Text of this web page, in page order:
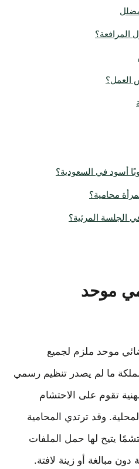
المرافعة؟
العمل؟
أسود في السعودية؟
محامية؟
الجلسة المرئية؟
موحد
موحد ملزم لجميع
ما لم يصدر تنظيم رسمي
تقوم على الاحتشام
وقد ترتدي المحامية
يتيح لها حمل الملفات
مبالغة أو زينة لافتة.